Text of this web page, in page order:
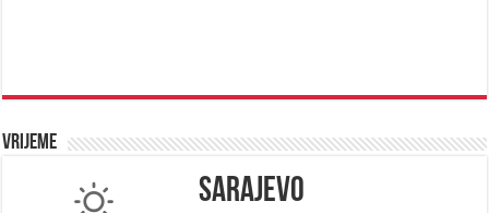
Vrijeme
Sarajevo